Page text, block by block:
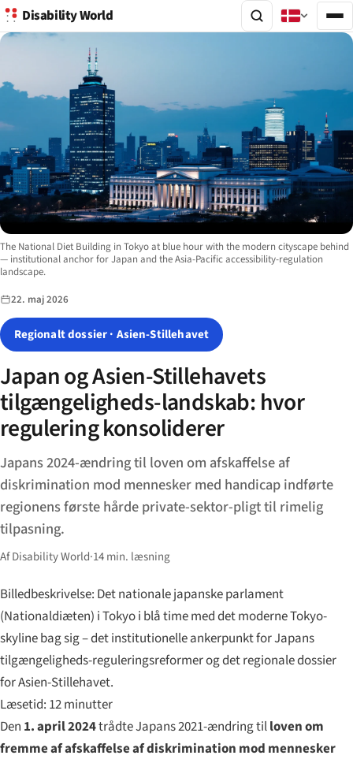
Disability World
Image description:
The National Diet Building in Tokyo at blue hour with the modern cityscape behind
— institutional anchor for Japan and the Asia-Pacific accessibility-regulation
landscape.
22. maj 2026
Regionalt dossier · Asien-Stillehavet
Japan og Asien-Stillehavets
tilgængeligheds-landskab: hvor
regulering konsoliderer
Japans 2024-ændring til loven om afskaffelse af
diskrimination mod mennesker med handicap indførte
regionens første hårde private-sektor-pligt til rimelig
tilpasning.
Af Disability World·14 min. læsning
Billedbeskrivelse: Det nationale japanske parlament
(Nationaldiæten) i Tokyo i blå time med det moderne Tokyo-
skyline bag sig – det institutionelle ankerpunkt for Japans
tilgængeligheds-reguleringsreformer og det regionale dossier
for Asien-Stillehavet.
Læsetid: 12 minutter
Den 1. april 2024trådte Japans 2021-ændring tilloven om
fremme af afskaffelse af diskrimination mod mennesker